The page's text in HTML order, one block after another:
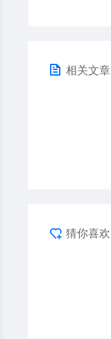
相关文章
猜你喜欢